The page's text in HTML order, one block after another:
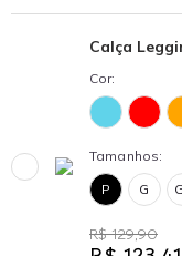
Calça
Cor:
Tamanhos:
P
G
R$ 129,90